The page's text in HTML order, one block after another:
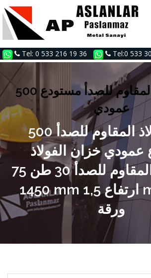
Tel: 0 533 216 19 36 Tel:0 533
500 لتر الفولاذ المقاوم للصدأ مستودع
عمودي
500 لتر الفولاذ المقاوم للصدأ
خزان الفولاذ
المقاوم للصدأ 30 طن 75 mm قطر
1450 mm ارتفاع 1,5 mm سمك
ورقة